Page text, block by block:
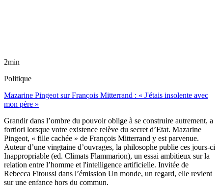
2min
Politique
Mazarine Pingeot sur François Mitterrand : « J'étais insolente avec
mon père »
Grandir dans l’ombre du pouvoir oblige à se construire autrement, a
fortiori lorsque votre existence relève du secret d’Etat. Mazarine
Pingeot, « fille cachée » de François Mitterrand y est parvenue.
Auteur d’une vingtaine d’ouvrages, la philosophe publie ces jours-ci
Inappropriable (ed. Climats Flammarion), un essai ambitieux sur la
relation entre l’homme et l'intelligence artificielle. Invitée de
Rebecca Fitoussi dans l’émission Un monde, un regard, elle revient
sur une enfance hors du commun.